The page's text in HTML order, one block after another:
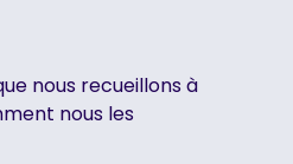
nous recueillons à
nous les